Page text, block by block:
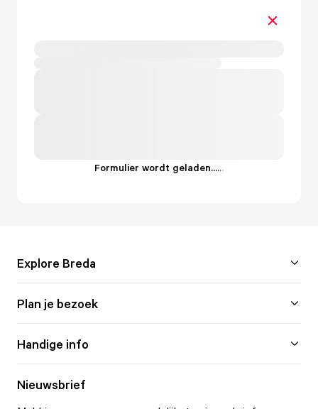
Formulier wordt geladen......
Explore Breda
Plan je bezoek
Handige info
Nieuwsbrief